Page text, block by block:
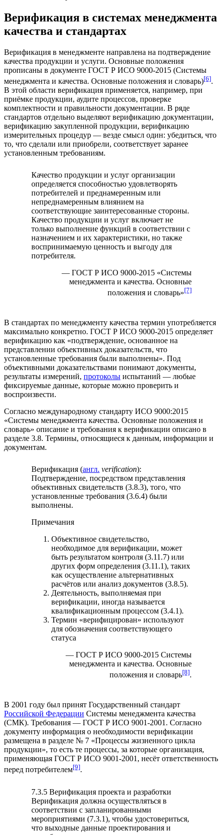
Верификация в системах менеджмента
качества и стандартах
Верификация в менеджменте направлена на подтверждение
качества продукции и услуги. Основные положения
прописаны в документе ГОСТ Р ИСО 9000-2015 (Системы
менеджмента и качества. Основные положения и словарь)[6].
В этой области верификация применяется, например, при
приёмке продукции, аудите процессов, проверке
комплектности и правильности документации. В ряде
стандартов отдельно выделяют верификацию документации,
верификацию закупленной продукции, верификацию
измерительных процедур — везде смысл один: убедиться, что
то, что сделали или приобрели, соответствует заранее
установленным требованиям.
Качество продукции и услуг организации
определяется способностью удовлетворять
потребителей и преднамеренным или
непреднамеренным влиянием на
соответствующие заинтересованные стороны.
Качество продукции и услуг включает не
только выполнение функций в соответствии с
назначением и их характеристики, но также
воспринимаемую ценность и выгоду для
потребителя.
— ГОСТ Р ИСО 9000-2015 «Системы
менеджмента и качества. Основные
положения и словарь»[7]
В стандартах по менеджменту качества термин употребляется
максимально конкретно. ГОСТ Р ИСО 9000-2015 определяет
верификацию как «подтверждение, основанное на
представлении объективных доказательств, что
установленные требования были выполнены». Под
объективными доказательствами понимают документы,
результаты измерений, протоколы испытаний — любые
фиксируемые данные, которые можно проверить и
воспроизвести.
Согласно международному стандарту ИСО 9000:2015
«Системы менеджмента качества. Основные положения и
словарь» описание и требования к верификации описано в
разделе 3.8. Термины, относящиеся к данным, информации и
документам.
Верификация (англ. verification):
Подтверждение, посредством представления
объективных свидетельств (3.8.3), того, что
установленные требования (3.6.4) были
выполнены.
Примечания
Объективное свидетельство,
необходимое для верификации, может
быть результатом контроля (3.11.7) или
других форм определения (3.11.1), таких
как осуществление альтернативных
расчётов или анализ документов (3.8.5).
Деятельность, выполняемая при
верификации, иногда называется
квалификационным процессом (3.4.1).
Термин «верифицирован» используют
для обозначения соответствующего
статуса
— ГОСТ Р ИСО 9000-2015 Системы
менеджмента и качества. Основные
положения и словарь[8].
В 2001 году был принят Государственный стандарт
Российской Федерации Системы менеджмента качества
(СМК). Требования — ГОСТ Р ИСО 9001-2001. Согласно
документу информация о необходимости верификации
размещена в разделе № 7 «Процессы жизненного цикла
продукции», то есть те процессы, за которые организация,
применяющая ГОСТ Р ИСО 9001-2001, несёт ответственность
перед потребителем[9].
7.3.5 Верификация проекта и разработки
Верификация должна осуществляться в
соответствии с запланированными
мероприятиями (7.3.1), чтобы удостовериться,
что выходные данные проектирования и